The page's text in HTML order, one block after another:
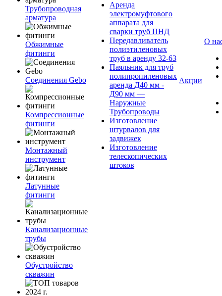
Трубопроводная
арматура
Обжимные
фитинги
Соединения Gebo
Компрессионные
фитинги
Монтажный
инструмент
Латунные
фитинги
Канализационные
трубы
Обустройство
скважин
Аренда
электромуфтового
аппарата для
сварки труб ПНД
Передавливатель
полиэтиленовых
труб в аренду 32-63
Паяльник для труб
полипропиленовых
аренда Д40 мм -
Д90 мм —
Наружные
Трубопроводы
Изготовление
штурвалов для
задвижек
Изготовление
телескопических
штоков
Акции
О